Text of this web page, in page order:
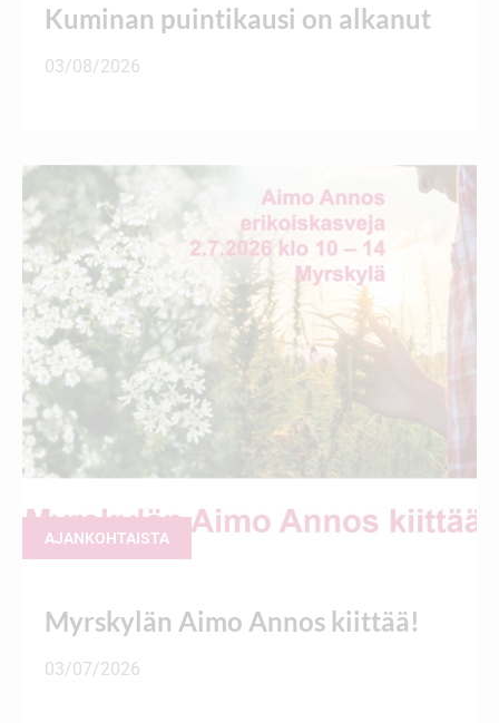
Kuminan puintikausi on alkanut
03/08/2026
AJANKOHTAISTA
Myrskylän Aimo Annos kiittää!
03/07/2026